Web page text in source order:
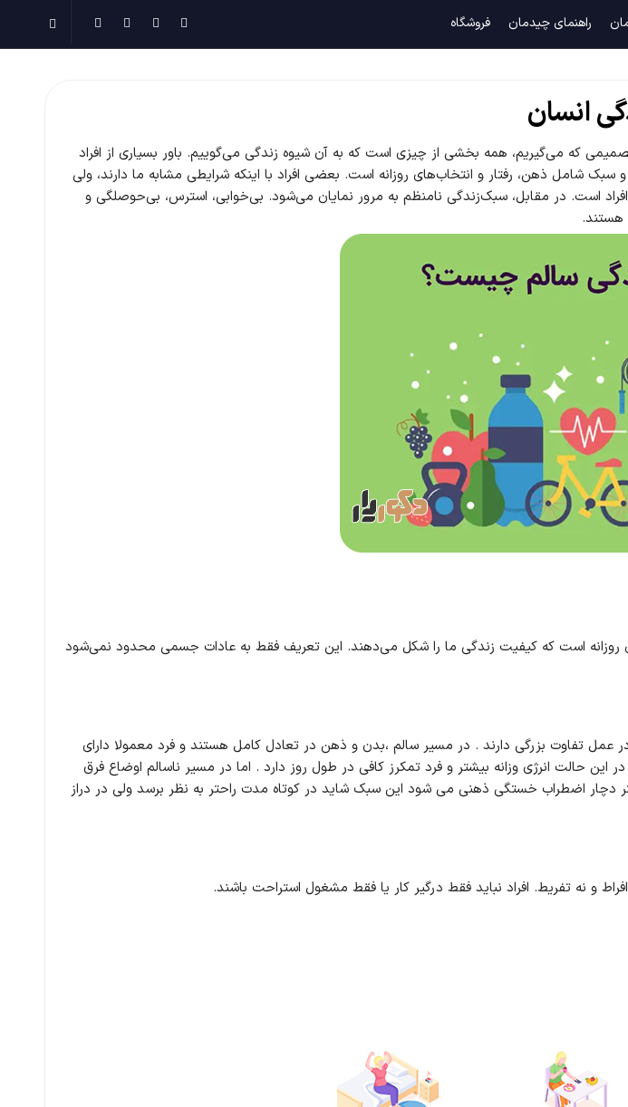
راهنمای چیدمان فروشگاه
انسان
که می‌گیریم، همه بخشی از چیزی است که به آن شیوه زندگی می‌گوییم. باور بسیاری از افراد
شامل ذهن، رفتار و انتخاب‌های روزانه است. بعضی افراد با اینکه شرایطی مشابه ما دارند، ولی
افراد است. در مقابل، سبک‌زندگی نامنظم به مرور نمایان می‌شود. بی‌خوابی، استرس، بی‌حوصلگی و
هستند.
روزانه است که کیفیت زندگی ما را شکل می‌دهند. این تعریف فقط به عادات جسمی محدود نمی‌شود
عمل تفاوت بزرگی دارند . در مسیر سالم ،بدن و ذهن در تعادل کامل هستند و فرد معمولا دارای
حالت انرژی وزانه بیشتر و فرد تمکرز کافی در طول روز دارد . اما در مسیر ناسالم اوضاع فرق
دچار اضطراب خستگی ذهنی می شود این سبک شاید در کوتاه مدت راحتر به نظر برسد ولی در دراز
و نه تفریط. افراد نباید فقط درگیر کار یا فقط مشغول استراحت باشند.